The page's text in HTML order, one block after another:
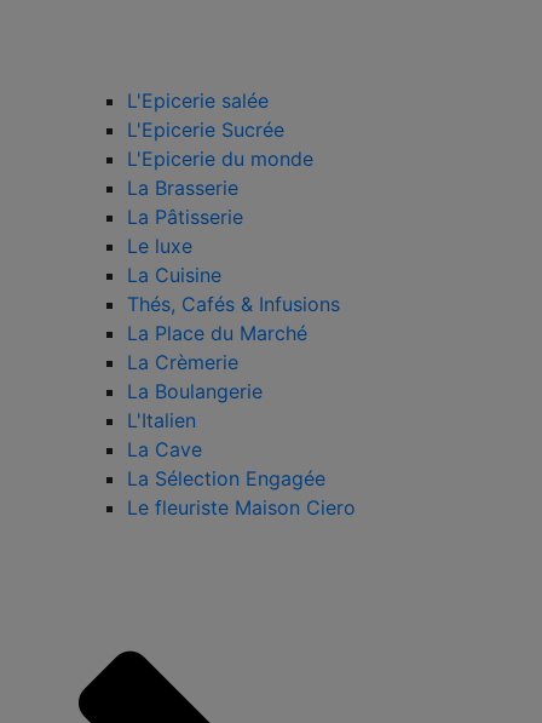
L'Epicerie salée
L'Epicerie Sucrée
L'Epicerie du monde
La Brasserie
La Pâtisserie
Le luxe
La Cuisine
Thés, Cafés & Infusions
La Place du Marché
La Crèmerie
La Boulangerie
L'Italien
La Cave
La Sélection Engagée
Le fleuriste Maison Ciero